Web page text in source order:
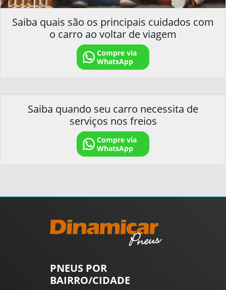
Saiba quais são os principais cuidados com
o carro ao voltar de viagem
Compre via
WhatsApp
Saiba quando seu carro necessita de
serviços nos freios
Compre via
WhatsApp
PNEUS POR
BAIRRO/CIDADE